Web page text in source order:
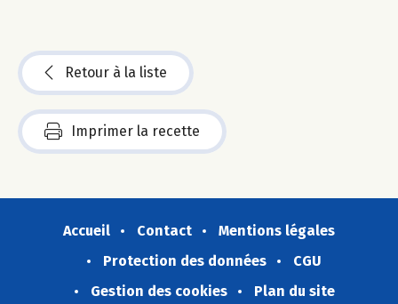
Retour à la liste
Imprimer la recette
Accueil Contact
Mentions légales
Protection des données
CGU
Gestion des cookies
Plan du site